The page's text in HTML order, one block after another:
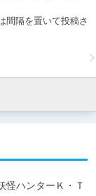
間隔を置いて投稿さ
怪ハンターＫ・Ｔ